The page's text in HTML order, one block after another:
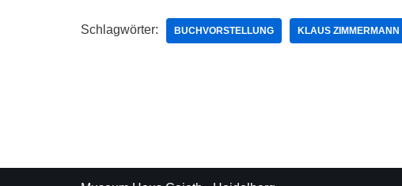
Schlagwörter: BUCHVORSTELLUNG KLAUS ZIMMERMANN